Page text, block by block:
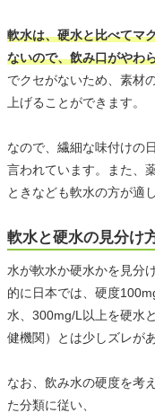
軟水は、硬水と比べてマ
ないので、飲み口がやわ
でクセがないため、素材
上げることができます。
なので、繊細な味付けの
言われています。また、
ときなども軟水の方が適
軟水と硬水の見分け
水が軟水か硬水かを見分
的に日本では、硬度
水、300mg/L以上を硬水
健機関）とは少しズレが
なお、飲み水の硬度を考
た分類に従い、